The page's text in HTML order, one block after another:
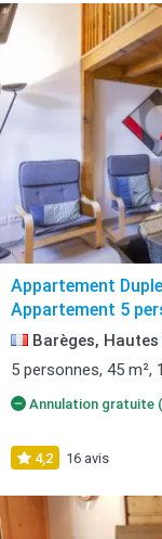
Appartement
Appartement 5
Barèges, Hautes
5 personnes, 45 m²,
Annulation gratuite
4,2 16 avis